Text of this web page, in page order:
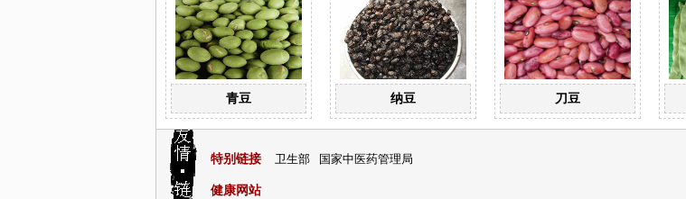
青豆 纳豆 刀豆
特别链接 卫生部 国家中医药管理局
健康网站